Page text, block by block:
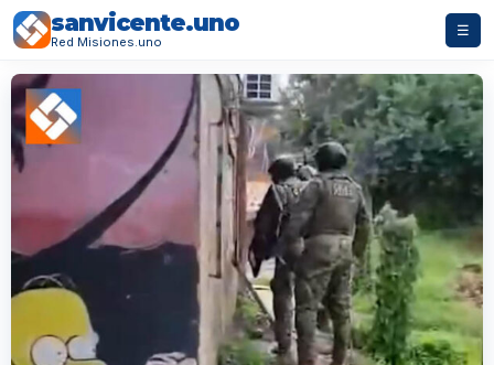
sanvicente.uno
Red Misiones.uno
☰